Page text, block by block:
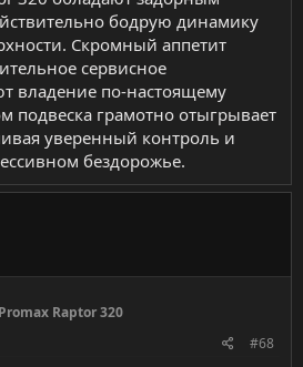
бодрую динамику
Скромный аппетит
сервисное
владение по-настоящему
подвеска грамотно отыгрывает
уверенный контроль и
бездорожье.
Raptor 320
#68